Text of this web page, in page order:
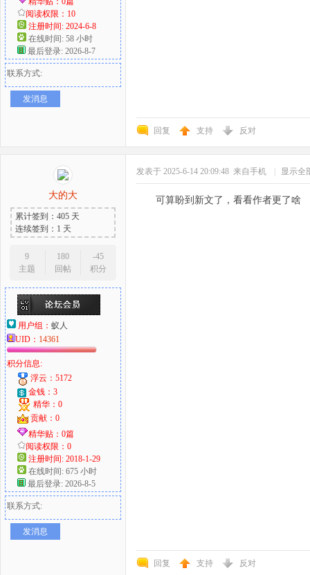
阅读权限：10
注册时间: 2024-6-8
在线时间: 58 小时
最后登录: 2026-8-7
联系方式:
发消息
回复 支持 反对
大的大
累计签到：405 天
连续签到：1 天
9
主题
180
回帖
-45
积分
用户组： 蚁人
UID： 14361
积分信息:
浮云：5172
金钱：3
精华：0
贡献：0
精华贴：0篇
阅读权限：0
注册时间: 2018-1-29
在线时间: 675 小时
最后登录: 2026-8-5
联系方式:
发消息
发表于 2025-6-14 20:09:48 来自手机 显示全
可算盼到新文了，看看作者更了啥
回复 支持 反对